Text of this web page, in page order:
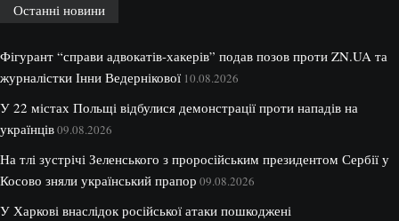
Останні новини
Фігурант “справи адвокатів-хакерів” подав позов проти ZN.UA та
журналістки Інни Ведернікової 10.08.2026
У 22 містах Польщі відбулися демонстрації проти нападів на
українців09.08.2026
На тлі зустрічі Зеленського з проросійським президентом Сербії у
Косово зняли український прапор 09.08.2026
У Харкові внаслідок російської атаки пошкоджені